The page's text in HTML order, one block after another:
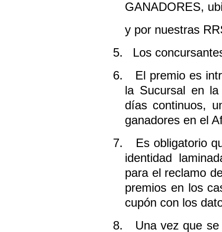
GANADORES,
y por nuestras
5.
Los
6.
El premio es
la Sucursal en
días continuos,
ganadores en el
7.
Es obligatorio
identidad
para el reclamo
premios en los
cupón con los
8.
Una vez que